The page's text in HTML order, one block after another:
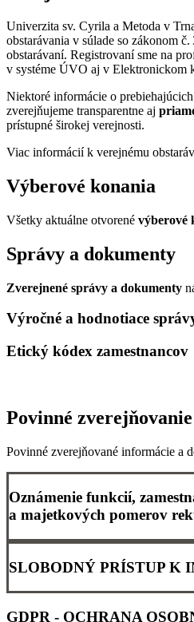
Univerzita sv. Cyrila a Metoda v
obstarávania v súlade so zákonom
obstarávaní. Registrovaní sme na
v systéme ÚVO aj v Elektronickom
Niektoré informácie o
zverejňujeme transparentne aj
prístupné širokej verejnosti.
Viac informácií k verejnému
Výberové konania
Všetky aktuálne otvorené výberové
Správy a dokumenty
Zverejnené správy a dokumenty
Výročné a hodnotiace
Etický kódex zamestnancov
Povinné
Povinné zverejňované informácie a
Oznámenie funkcií,
a majetkových pomerov
SLOBODNÝ PRÍSTUP K
GDPR - OCHRANA